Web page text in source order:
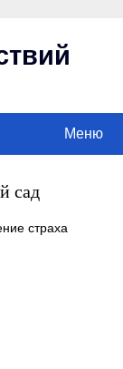
Меню
сад
страха